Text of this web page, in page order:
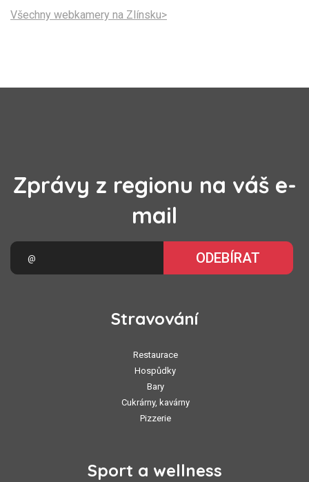
Všechny webkamery na Zlínsku>
Zprávy z regionu na váš e-
mail
ODEBÍRAT
Stravování
Restaurace
Hospůdky
Bary
Cukrárny, kavárny
Pizzerie
Sport a wellness